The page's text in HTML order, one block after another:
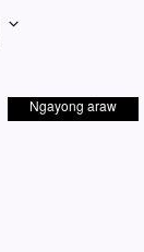
Ngayong araw